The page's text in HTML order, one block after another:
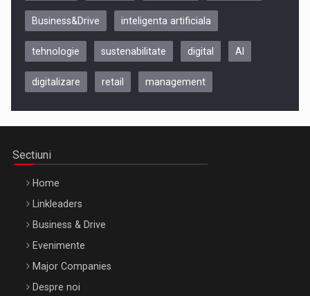
Be Inspired. Make it Happen!, CLUJ, 9 Decembrie
Be Inspired. Make it Happen!, ARTEMIS LETO, ORADEA, 8
Business&Drive inteligenta artificiala
tehnologie sustenabilitate digital AI
digitalizare retail management
Sectiuni
Home
Linkleaders
Business & Drive
Evenimente
Major Companies
Despre noi